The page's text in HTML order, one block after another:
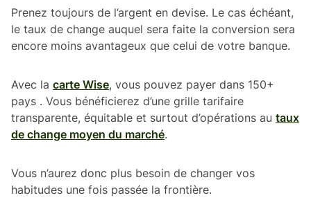
Prenez toujours de l’argent en devise. Le cas échéant,
le taux de change auquel sera faite la conversion sera
encore moins avantageux que celui de votre banque.
Avec la carte Wise, vous pouvez payer dans 150+
pays . Vous bénéficierez d’une grille tarifaire
transparente, équitable et surtout d’opérations au taux
de change moyen du marché.
Vous n’aurez donc plus besoin de changer vos
habitudes une fois passée la frontière.